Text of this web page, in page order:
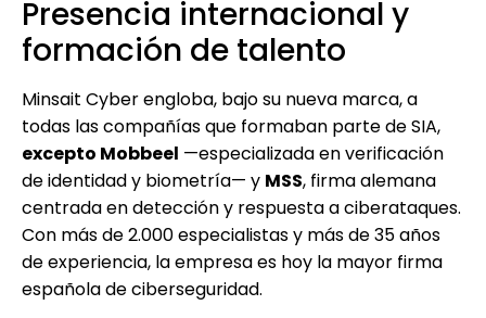
Presencia internacional y
formación de talento
Minsait Cyber engloba, bajo su nueva marca, a
todas las compañías que formaban parte de SIA,
excepto Mobbeel —especializada en verificación
de identidad y biometría— y MSS, firma alemana
centrada en detección y respuesta a ciberataques.
Con más de 2.000 especialistas y más de 35 años
de experiencia, la empresa es hoy la mayor firma
española de ciberseguridad.